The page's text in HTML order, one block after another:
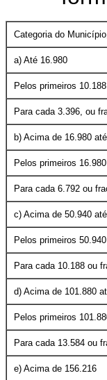
Categoria do
a) Até 16.980
Pelos primeiros 10.188
Para cada 3.396, ou
b) Acima de 16.980
Pelos primeiros 16.980
Para cada 6.792 ou
c) Acima de 50.940
Pelos primeiros 50.940
Para cada 10.188 ou
d) Acima de 101.880
Pelos primeiros
Para cada 13.584 ou
e) Acima de 156.216